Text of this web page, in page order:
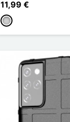
11,99 €
Silber